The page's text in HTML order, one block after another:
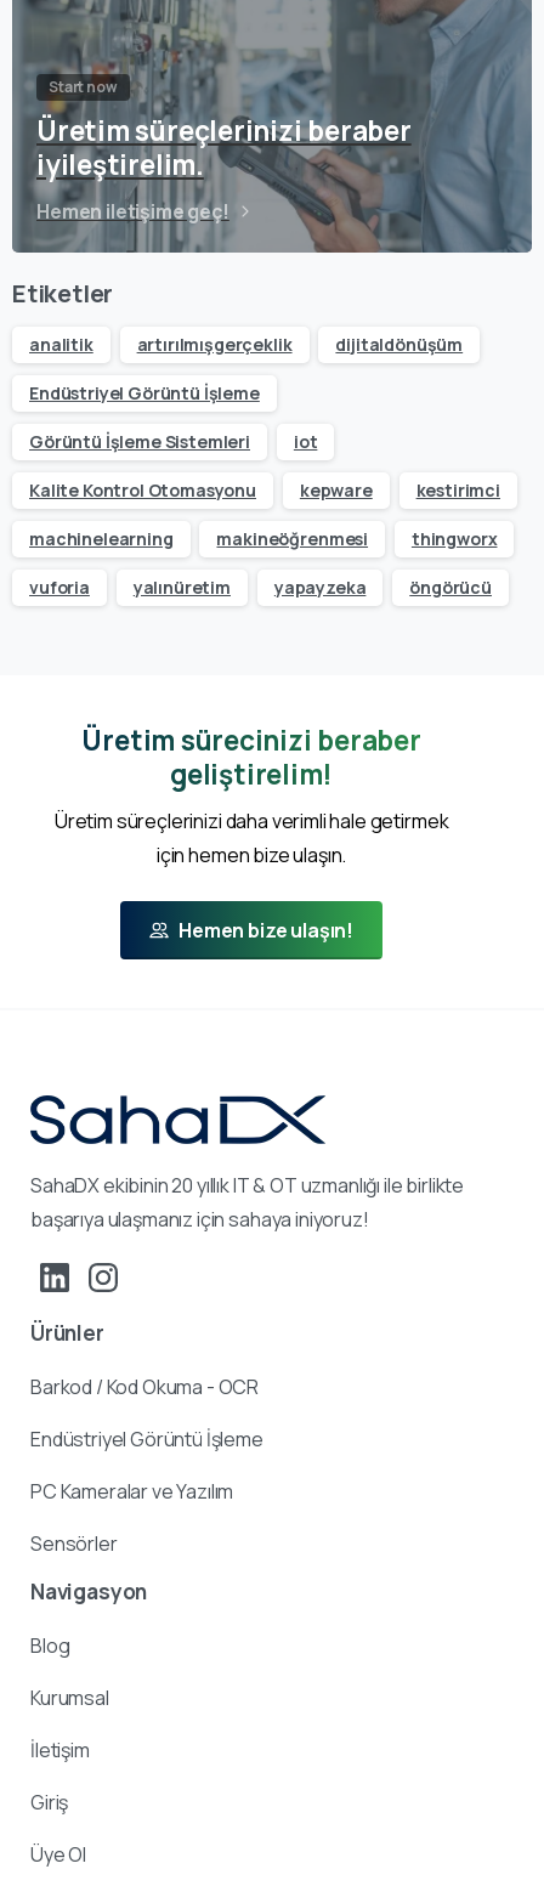
Start now
Üretim süreçlerinizi beraber
iyileştirelim.
Hemen iletişime geç!
Etiketler
analitik artırılmışgerçeklik dijitaldönüşüm
Endüstriyel Görüntü İşleme
Görüntü İşleme Sistemleri iot
Kalite Kontrol Otomasyonu kepware kestirimci
machinelearning makineöğrenmesi thingworx
vuforia yalınüretim yapayzeka öngörücü
Üretim sürecinizi beraber
geliştirelim!
Üretim süreçlerinizi daha verimli hale getirmek
için hemen bize ulaşın.
Hemen bize ulaşın!
SahaDX ekibinin 20 yıllık IT & OT uzmanlığı ile birlikte
başarıya ulaşmanız için sahaya iniyoruz!
Ürünler
Barkod / Kod Okuma - OCR
Endüstriyel Görüntü İşleme
PC Kameralar ve Yazılım
Sensörler
Navigasyon
Blog
Kurumsal
İletişim
Giriş
Üye Ol